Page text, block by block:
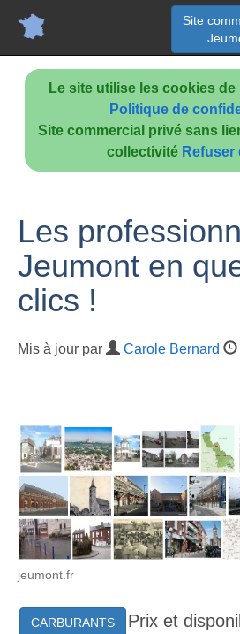
Le site utilise les cookies
Politique de
Site commercial privé sans
collectivité Refuser
Site
Les
Jeumont en
clics !
Mis à jour par Carole Bernard
jeumont.fr
CARBURANTS
Prix et